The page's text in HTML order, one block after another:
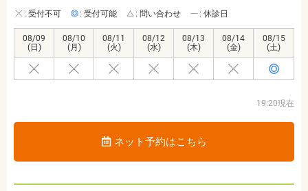
: 受付不可 : 受付可能 : 問い合わせ : 休診日
08/09
(日)
08/10
(月)
08/11
(火)
08/12
(水)
08/13
(木)
08/14
(金)
08/15
(土)
19:20現在
ネット予約はこちら